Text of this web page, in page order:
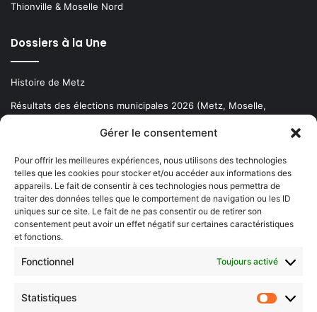
Gérer le consentement
Pour offrir les meilleures expériences, nous utilisons des technologies
telles que les cookies pour stocker et/ou accéder aux informations des
appareils. Le fait de consentir à ces technologies nous permettra de
traiter des données telles que le comportement de navigation ou les ID
uniques sur ce site. Le fait de ne pas consentir ou de retirer son
consentement peut avoir un effet négatif sur certaines caractéristiques
et fonctions.
Fonctionnel Toujours activé
Statistiques
Thionville & Moselle Nord
Dossiers à la Une
Histoire de Metz
Résultats des élections municipales 2026 (Metz, Moselle,
Newsletter gratuite
Choisissez : matin, soir ou hebdo ?